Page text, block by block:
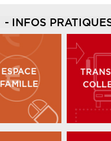
- INFOS